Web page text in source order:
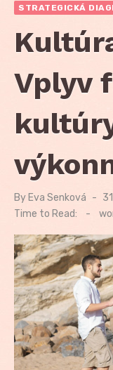
STRATEGICKÁ
Vplyv
By Eva Senková
on
Time to Read:
-